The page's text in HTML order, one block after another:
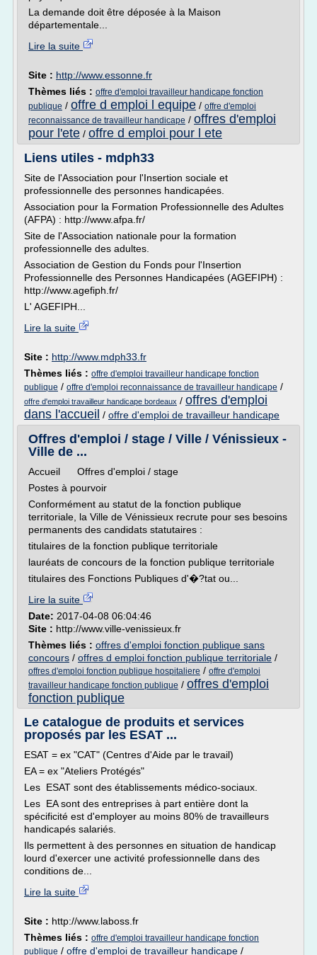
La demande doit être déposée à la Maison
départementale...
Lire la suite
Site : http://www.essonne.fr
Thèmes liés : offre d'emploi travailleur handicape fonction
publique / offre d emploi l equipe / offre d'emploi
reconnaissance de travailleur handicape / offres d'emploi
pour l'ete / offre d emploi pour l ete
Liens utiles - mdph33
Site de l'Association pour l'Insertion sociale et
professionnelle des personnes handicapées.
Association pour la Formation Professionnelle des Adultes
(AFPA) : http://www.afpa.fr/
Site de l'Association nationale pour la formation
professionnelle des adultes.
Association de Gestion du Fonds pour l'Insertion
Professionnelle des Personnes Handicapées (AGEFIPH) :
http://www.agefiph.fr/
L' AGEFIPH...
Lire la suite
Site : http://www.mdph33.fr
Thèmes liés : offre d'emploi travailleur handicape fonction
publique / offre d'emploi reconnaissance de travailleur handicape /
offre d'emploi travailleur handicape bordeaux / offres d'emploi
dans l'accueil / offre d'emploi de travailleur handicape
Offres d'emploi / stage / Ville / Vénissieux -
Ville de ...
Accueil Offres d'emploi / stage
Postes à pourvoir
Conformément au statut de la fonction publique
territoriale, la Ville de Vénissieux recrute pour ses besoins
permanents des candidats statutaires :
titulaires de la fonction publique territoriale
lauréats de concours de la fonction publique territoriale
titulaires des Fonctions Publiques d'�?tat ou...
Lire la suite
Date: 2017-04-08 06:04:46
Site : http://www.ville-venissieux.fr
Thèmes liés : offres d'emploi fonction publique sans
concours / offres d emploi fonction publique territoriale /
offres d'emploi fonction publique hospitaliere / offre d'emploi
travailleur handicape fonction publique / offres d'emploi
fonction publique
Le catalogue de produits et services
proposés par les ESAT ...
ESAT = ex "CAT" (Centres d'Aide par le travail)
EA = ex "Ateliers Protégés"
Les ESAT sont des établissements médico-sociaux.
Les EA sont des entreprises à part entière dont la
spécificité est d'employer au moins 80% de travailleurs
handicapés salariés.
Ils permettent à des personnes en situation de handicap
lourd d'exercer une activité professionnelle dans des
conditions de...
Lire la suite
Site : http://www.laboss.fr
Thèmes liés : offre d'emploi travailleur handicape fonction
publique / offre d'emploi de travailleur handicape /